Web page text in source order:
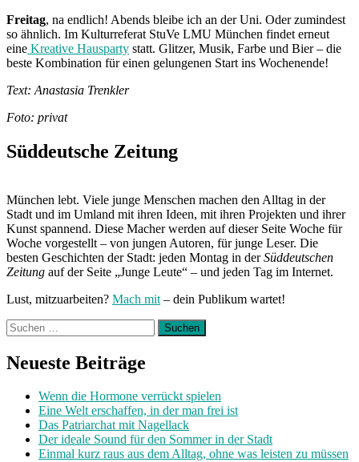
Freitag, na endlich! Abends bleibe ich an der Uni. Oder zumindest
so ähnlich. Im Kulturreferat StuVe LMU München findet erneut
eine Kreative Hausparty statt. Glitzer, Musik, Farbe und Bier – die
beste Kombination für einen gelungenen Start ins Wochenende!
Text: Anastasia Trenkler
Foto: privat
Süddeutsche Zeitung
München lebt. Viele junge Menschen machen den Alltag in der
Stadt und im Umland mit ihren Ideen, mit ihren Projekten und ihrer
Kunst spannend. Diese Macher werden auf dieser Seite Woche für
Woche vorgestellt – von jungen Autoren, für junge Leser. Die
besten Geschichten der Stadt: jeden Montag in derSüddeutschen
Zeitung auf der Seite „Junge Leute“ – und jeden Tag im Internet.
Lust, mitzuarbeiten? Mach mit – dein Publikum wartet!
Suchen
nach:
Neueste Beiträge
Wenn die Hormone verrückt spielen
Eine Welt erschaffen, in der man frei ist
Das Patriarchat mit Nagellack
Der ideale Sound für den Sommer in der Stadt
Einmal kurz raus aus dem Alltag, ohne was leisten zu müssen